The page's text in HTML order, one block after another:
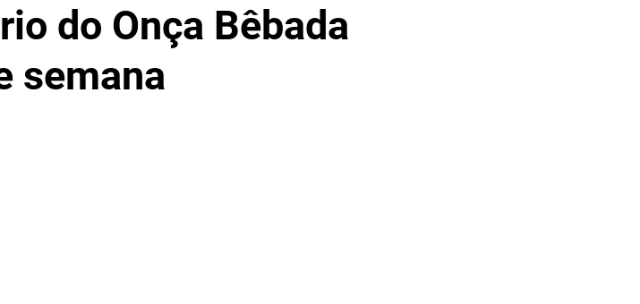
do Onça Bêbada
semana